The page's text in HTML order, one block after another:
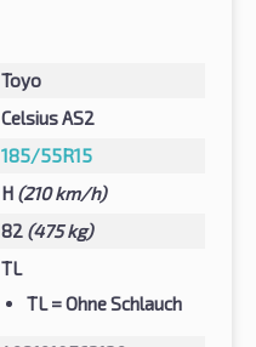
Toyo
Celsius AS2
185/55R15
H (210 km/h)
82 (475 kg)
TL
TL= Ohne Schlauch